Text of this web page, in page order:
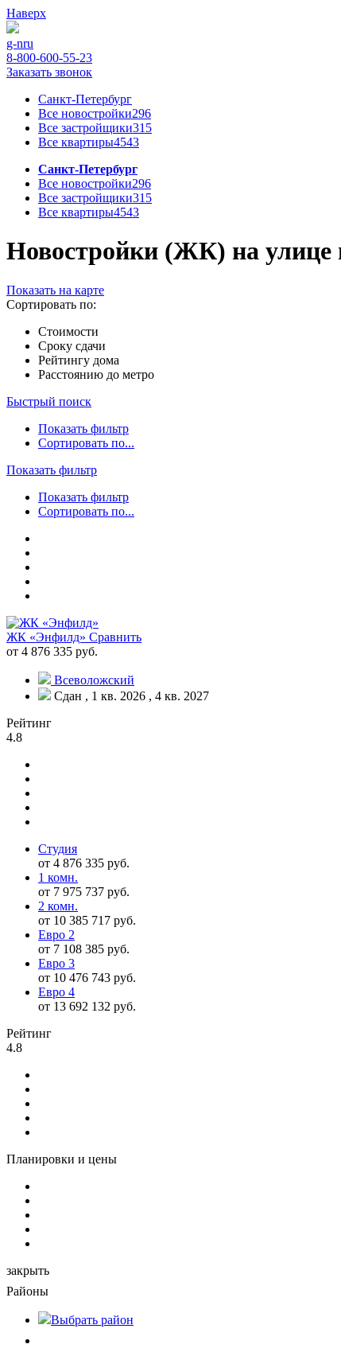
Наверх
g-nru
8-800-600-55-23
Заказать звонок
Санкт-Петербург
Все новостройки296
Все застройщики315
Все квартиры4543
Санкт-Петербург
Все новостройки296
Все застройщики315
Все квартиры4543
Новостройки (ЖК) на улице
Показать на карте
Сортировать по:
Стоимости
Сроку сдачи
Рейтингу дома
Расстоянию до метро
Быстрый поиск
Показать фильтр
Сортировать по...
Показать фильтр
Показать фильтр
Сортировать по...
ЖК «Энфилд» Сравнить
от 4 876 335 руб.
Всеволожский
Сдан , 1 кв. 2026 , 4 кв. 2027
Рейтинг
4.8
Студия
от 4 876 335 руб.
1 комн.
от 7 975 737 руб.
2 комн.
от 10 385 717 руб.
Евро 2
от 7 108 385 руб.
Евро 3
от 10 476 743 руб.
Евро 4
от 13 692 132 руб.
Рейтинг
4.8
Планировки и цены
закрыть
Районы
Выбрать район